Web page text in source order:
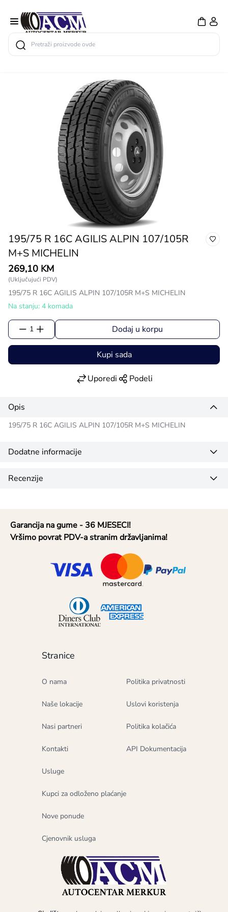
Search
195/75 R 16C AGILIS ALPIN 107/105R
M+S MICHELIN
269,10 KM
(Uključujući PDV)
195/75 R 16C AGILIS ALPIN 107/105R M+S MICHELIN
Na stanju: 4 komada
1 Dodaj u korpu
Kupi sada
Uporedi Podeli
Opis
195/75 R 16C AGILIS ALPIN 107/105R M+S MICHELIN
Dodatne informacije
Recenzije
Stranice
O nama
Naše lokacije
Nasi partneri
Kontakti
Usluge
Kupci za odloženo plaćanje
Nove ponude
Cjenovnik usluga
Politika privatnosti
Uslovi koristenja
Politika kolačića
API Dokumentacija
Garancija na gume - 36 MJESECI!
Vršimo povrat PDV-a stranim državljanima!